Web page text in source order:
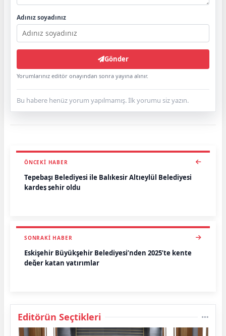
Adınız soyadınız
Gönder
Yorumlarınız editör onayından sonra yayına alınır.
Bu habere henüz yorum yapılmamış. İlk yorumu siz yazın.
ÖNCEKI HABER
Tepebaşı Belediyesi ile Balıkesir Altıeylül Belediyesi
kardeş şehir oldu
SONRAKI HABER
Eskişehir Büyükşehir Belediyesi’nden 2025’te kente
değer katan yatırımlar
Editörün Seçtikleri